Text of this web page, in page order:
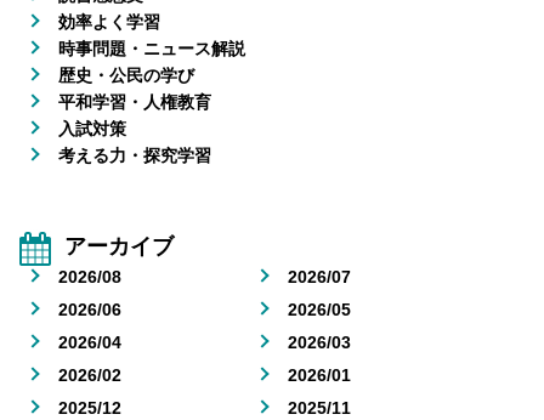
効率よく学習
時事問題・ニュース解説
歴史・公民の学び
平和学習・人権教育
入試対策
考える力・探究学習
アーカイブ
2026/08
2026/07
2026/06
2026/05
2026/04
2026/03
2026/02
2026/01
2025/12
2025/11